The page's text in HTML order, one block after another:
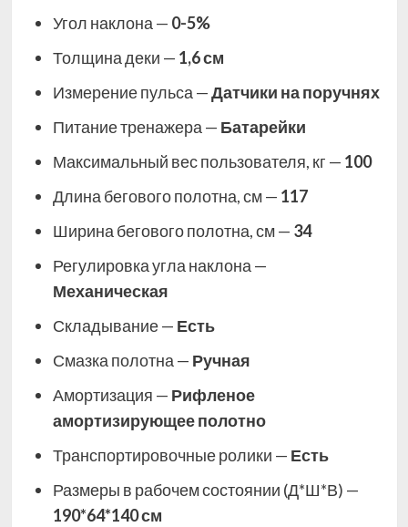
Угол наклона — 0-5%
Толщина деки — 1,6 см
Измерение пульса —Датчики на поручнях
Питание тренажера — Батарейки
Максимальный вес пользователя, кг — 100
Длина бегового полотна, см — 117
Ширина бегового полотна, см — 34
Регулировка угла наклона —
Механическая
Складывание — Есть
Смазка полотна — Ручная
Амортизация — Рифленое
амортизирующее полотно
Транспортировочные ролики — Есть
Размеры в рабочем состоянии (Д*Ш*В) —
190*64*140 см